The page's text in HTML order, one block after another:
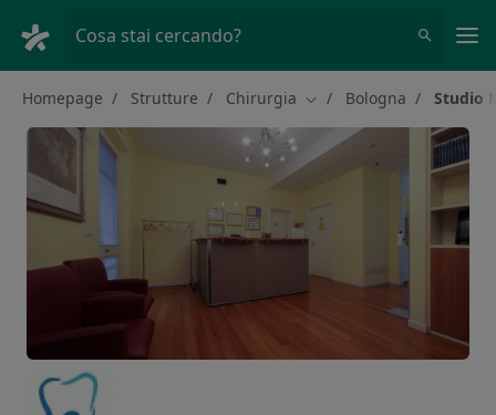
Cosa stai cercando?
Homepage Strutture Chirurgia Cambia città
Bologna Studio